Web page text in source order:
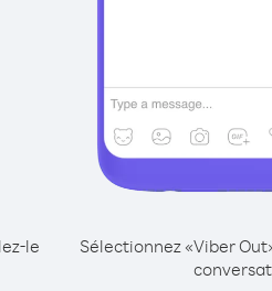
le
Sélectionnez «Viber